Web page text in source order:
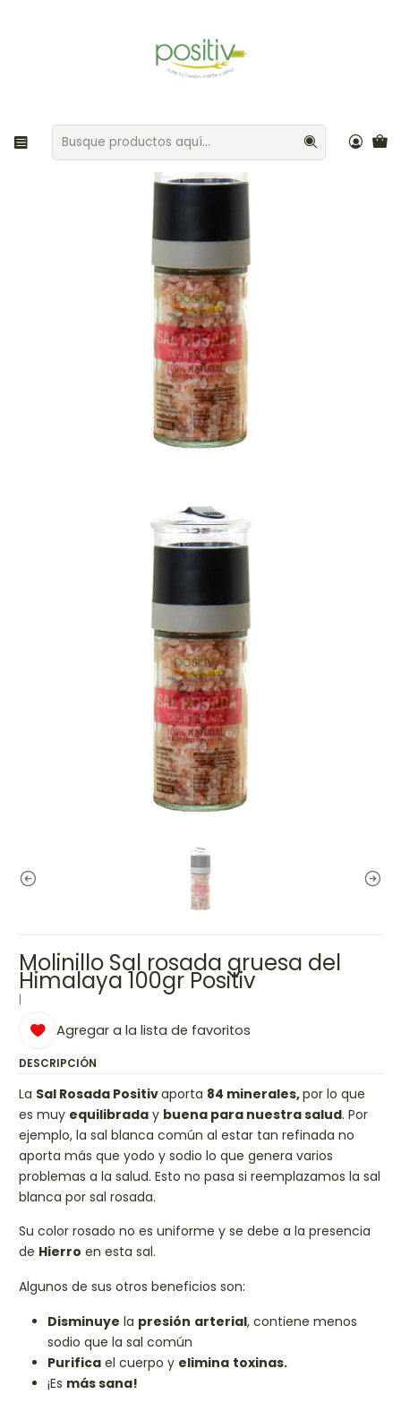
Inicio Aliños / Especias
Molinillo Sal rosada gruesa del Himalaya 100gr Positiv
Molinillo Sal rosada gruesa del
Himalaya 100gr Positiv
|
Agregar a la lista de favoritos
DESCRIPCIÓN
La Sal Rosada Positivaporta 84 minerales,por lo que
es muy equilibrada y buena para nuestra salud. Por
ejemplo, la sal blanca común al estar tan refinada no
aporta más que yodo y sodio lo que genera varios
problemas a la salud. Esto no pasa si reemplazamos la sal
blanca por sal rosada.
Su color rosado no es uniforme y se debe a la presencia
de Hierro en esta sal.
Algunos de sus otros beneficios son:
Disminuye la presión arterial, contiene menos
sodio que la sal común
Purifica el cuerpo y elimina toxinas.
¡Es más sana!